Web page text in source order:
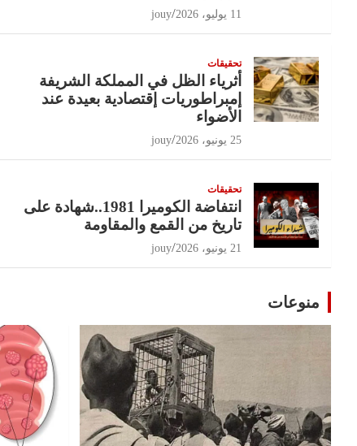
11 يوليو، 2026 jouy
تحقيقات
أثرياء الظل في المملكة الشريفة
إمبراطوريات إقتصادية بعيدة عند
الأضواء
25 يونيو، 2026 jouy
تحقيقات
انتفاضة الكوميرا 1981..شهادة على
تاريخ من القمع والمقاومة
21 يونيو، 2026 jouy
منوعات